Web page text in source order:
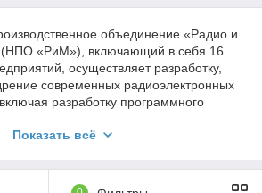
объединение «Радио и
(НПО «РиМ»), включающий в себя 16
осуществляет разработку,
современных радиоэлектронных
разработку программного
Показать всё